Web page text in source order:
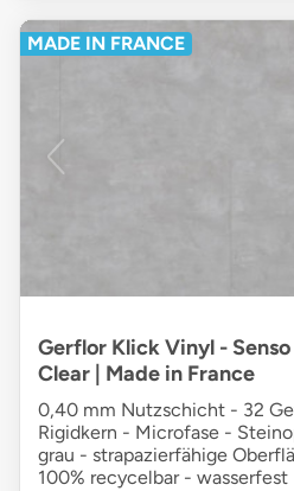
MADE IN FRANCE
Gerflor Klick Vinyl -
Clear | Made in France
0,40 mm Nutzschicht - 32
Rigidkern - Microfase -
grau - strapazierfähige
100% recycelbar - wasserfest